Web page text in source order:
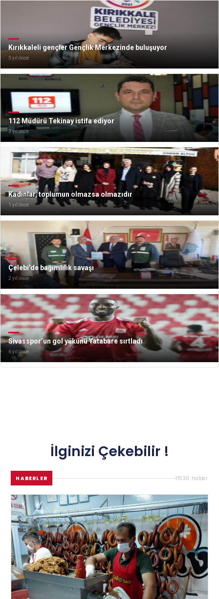
Kırıkkaleli gençler Gençlik Merkezinde buluşuyor
3 yıl önce
112 Müdürü Tekinay istifa ediyor
3 yıl önce
Kadınlar, toplumun olmazsa olmazıdır
1 yıl önce
Çelebi’de bağımlılık savaşı
2 yıl önce
Sivasspor’un gol yükünü Yatabare sırtladı
6 yıl önce
İlginizi Çekebilir !
HABERLER 11530 haber